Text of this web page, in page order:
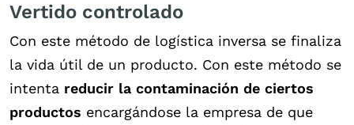
Vertido controlado
Con este método de logística inversa se finaliza
la vida útil de un producto. Con este método se
intenta reducir la contaminación de ciertos
productos encargándose la empresa de que